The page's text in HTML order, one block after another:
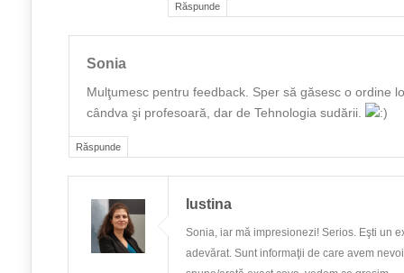
Răspunde
Răspunde
Sonia
Mulţumesc pentru feedback. Sper să găsesc o ordine
cândva şi profesoară, dar de Tehnologia sudării.
Iustina
Sonia, iar mă impresionezi! Serios. Eşti un
adevărat. Sunt informaţii de care avem